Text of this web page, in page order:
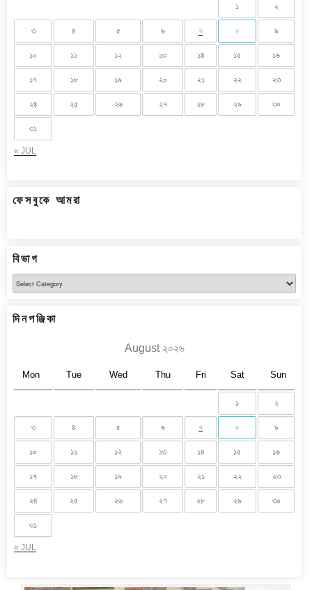
« JUL
১ ২
৩ ৪ ৫ ৬ ৭ ৮ ৯
১০ ১১ ১২ ১৩ ১৪ ১৫ ১৬
১৭ ১৮ ১৯ ২০ ২১ ২২ ২৩
২৪ ২৫ ২৬ ২৭ ২৮ ২৯ ৩০
৩১
ফেসবুকে আমরা
বিভাগ
বিভাগ
দিনপঞ্জিকা
August ২০২৬
Mon Tue Wed Thu Fri Sat Sun
« JUL
১ ২
৩ ৪ ৫ ৬ ৭ ৮ ৯
১০ ১১ ১২ ১৩ ১৪ ১৫ ১৬
১৭ ১৮ ১৯ ২০ ২১ ২২ ২৩
২৪ ২৫ ২৬ ২৭ ২৮ ২৯ ৩০
৩১